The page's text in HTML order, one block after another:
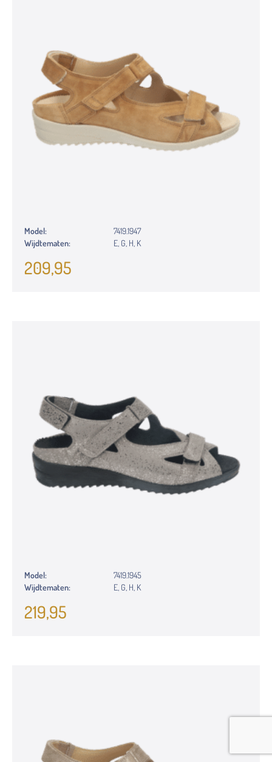
Model:
7419.1947
Wijdtematen:
E, G, H, K
209,95
Model:
7419.1945
Wijdtematen:
E, G, H, K
219,95